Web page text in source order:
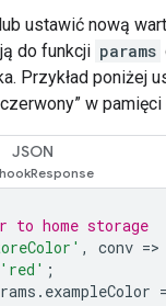
ustawić nową
do funkcji params
Przykład poniżej
w
JSON
to home storage
, conv =>
'red' ;
. exampleColor =